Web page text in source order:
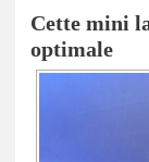
Cette mini
optimale